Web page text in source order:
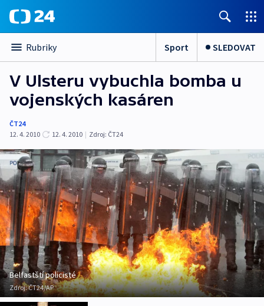
Rubriky Sport SLEDOVAT
V Ulsteru vybuchla bomba u
vojenských kasáren
ČT24
12. 4. 2010
12. 4. 2010 | Zdroj: ČT24
Belfastští policisté
Zdroj:ČT24/AP